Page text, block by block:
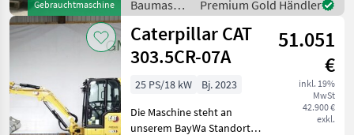
Gebrauchtmaschine
Schaufel GP 0, 95m³, mit M
Baumaschinen
/
Caterpillar
Premium Gold Händler
Caterpillar CAT
303.5CR-07A
51.051
€
inkl. 19%
MwSt
42.900 €
exkl.
25 PS/18 kW
Bj. 2023
Die Maschine steht an
unserem BayWa Standort in